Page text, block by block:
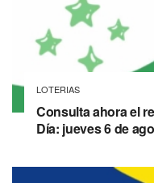
LOTERIAS
Consulta ahora el
Día: jueves 6 de